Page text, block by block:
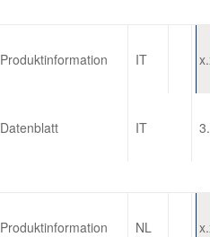
Produktinformation IT
Datenblatt IT
Produktinformation NL